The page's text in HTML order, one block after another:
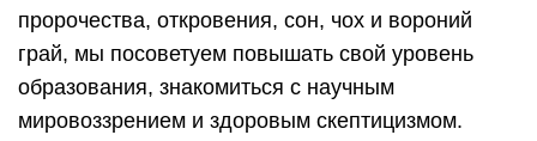
пророчества, откровения, сон, чох и вороний
грай, мы посоветуем повышать свой уровень
образования, знакомиться с научным
мировоззрением и здоровым скептицизмом.